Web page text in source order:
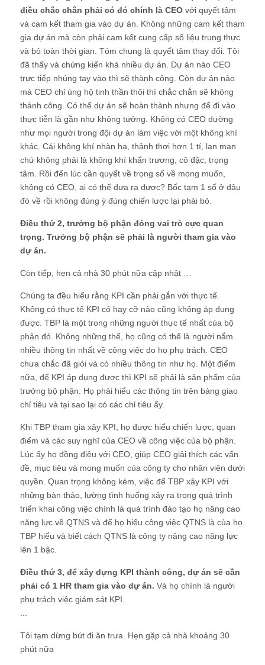
điều chắc chắn phải có đó chính là CEO với quyết tâm
và cam kết tham gia vào dự án. Không những cam kết tham
gia dự án mà còn phải cam kết cung cấp số liệu trung thực
và bỏ toàn thời gian. Tóm chung là quyết tâm thay đổi. Tôi
đã thấy và chứng kiến khá nhiều dự án. Dự án nào CEO
trực tiếp nhúng tay vào thì sẽ thành công. Còn dự án nào
mà CEO chỉ ủng hộ tinh thần thôi thì chắc chắn sẽ không
thành công. Có thể dự án sẽ hoàn thành nhưng để đi vào
thực tiễn là gần như không tưởng. Không có CEO dường
như mọi người trong đội dự án làm việc với một không khí
khác. Cái không khí nhàn hạ, thảnh thơi hơn 1 tí, lan man
chứ không phải là không khí khẩn trương, cô đặc, trọng
tâm. Rồi đến lúc cần quyết về trọng số về mong muốn,
không có CEO, ai có thể đưa ra được? Bốc tạm 1 số ở đâu
đó về rồi không đúng ý đúng chiến lược lại phải bỏ.
Điều thứ 2, trưởng bộ phận đóng vai trò cực quan
trọng. Trưởng bộ phận sẽ phải là người tham gia vào
dự án.
Còn tiếp, hẹn cả nhà 30 phút nữa cập nhật …
Chúng ta đều hiểu rằng KPI cần phải gắn với thực tế.
Không có thực tế KPI có hay cỡ nào cũng không áp dụng
được. TBP là một trong những người thực tế nhất của bộ
phận đó. Không những thế, họ cũng có thể là người nắm
nhiều thông tin nhất về công việc do họ phụ trách. CEO
chưa chắc đã giỏi và có nhiều thông tin như họ. Một điểm
nữa, để KPI áp dụng được thì KPI sẽ phải là sản phẩm của
trưởng bộ phận. Họ phải hiểu các thông tin trên bảng giao
chỉ tiêu và tại sao lại có các chỉ tiêu ấy.
Khi TBP tham gia xây KPI, họ được hiểu chiến lược, quan
điểm và các suy nghĩ của CEO về công việc của bộ phận.
Lúc ấy họ đồng điệu với CEO, giúp CEO giải thích các vấn
đề, mục tiêu và mong muốn của công ty cho nhân viên dưới
quyền. Quan trọng không kém, việc để TBP xây KPI với
những bàn thảo, lường tình huống xảy ra trong quá trình
triển khai công việc chính là quá trình đào tạo họ nâng cao
năng lực về QTNS và để họ hiểu công việc QTNS là của họ.
TBP hiểu và biết cách QTNS là công ty nâng cao năng lực
lên 1 bậc.
Điều thứ 3, để xây dựng KPI thành công, dự án sẽ cần
phải có 1 HR tham gia vào dự án. Và họ chính là người
phụ trách việc giám sát KPI.
Tôi tạm dừng bút đi ăn trưa. Hẹn gặp cả nhà khoảng 30
phút nữa